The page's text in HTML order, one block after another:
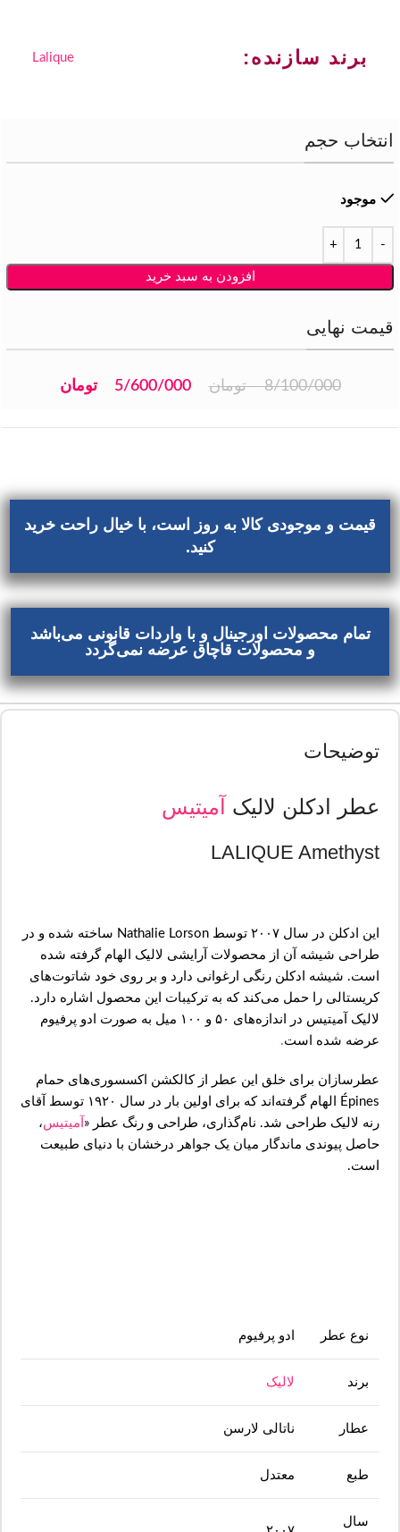
برند سازنده: Lalique
انتخاب حجم
موجود
افزودن به سبد خرید
قیمت نهایی
8/100/000 تومان 5/600/000 تومان
قیمت و موجودی کالا به روز است، با خیال راحت خرید
کنید.
تمام محصولات اورجینال و با واردات قانونی می‌باشد
و محصولات قاچاق عرضه نمی‌گردد
توضیحات
عطر ادکلن لالیک آمیتیس
LALIQUE Amethyst
این ادکلن در سال ۲۰۰۷ توسط Nathalie Lorson ساخته شده و در
طراحی شیشه آن از محصولات آرایشی لالیک الهام گرفته شده
است. شیشه ادکلن رنگی ارغوانی دارد و بر روی خود شاتوت‌های
کریستالی را حمل می‌کند که به ترکیبات این محصول اشاره دارد.
لالیک آمیتیس در اندازه‌های ۵۰ و ۱۰۰ میل به صورت ادو پرفیوم
عرضه شده است.
عطرسازان برای خلق این عطر از کالکشن اکسسوری‌های حمام
Épines الهام گرفته‌اند که برای اولین بار در سال ۱۹۲۰ توسط آقای
رنه لالیک طراحی شد. نام‌گذاری، طراحی و رنگ عطر « آمیتیس،
حاصل پیوندی ماندگار میان یک جواهر درخشان با دنیای طبیعت
است.
نوع عطر ادو پرفیوم
برند لالیک
عطار ناتالی لارسن
طبع معتدل
سال